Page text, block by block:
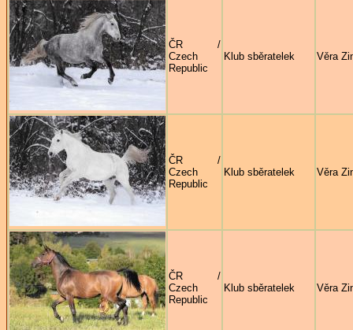
ČR /
Czech
Republic
Klub sběratelek Věra
ČR /
Czech
Republic
Klub sběratelek Věra
ČR /
Czech
Republic
Klub sběratelek Věra